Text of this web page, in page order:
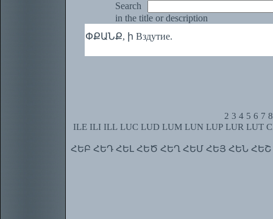
Search
in the title or description
ՓՔԱՆՔ, ի Вздутие.
2 3 4 5 6 7 8
ILE ILI ILL LUC LUD LUM LUN LUP LUR LUT
ՀԵԲ ՀԵԴ ՀԵԼ ՀԵԾ ՀԵՂ ՀԵՄ ՀԵՅ ՀԵՆ ՀԵՇ